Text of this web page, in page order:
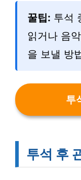
꿀팁: 투석
읽거나 음
을 보낼 방
투
투석 후